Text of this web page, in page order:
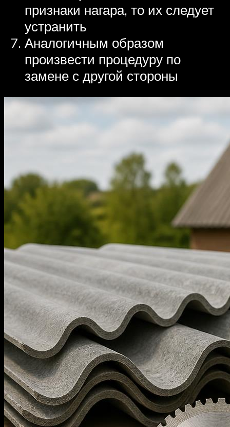
признаки нагара, то их следует
устранить
Аналогичным образом
произвести процедуру по
замене с другой стороны